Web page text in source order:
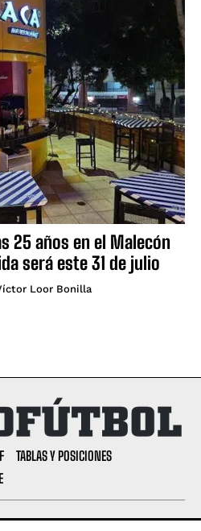
25 años en el Malecón
será este 31 de julio
Loor Bonilla
TABLAS Y POSICIONES